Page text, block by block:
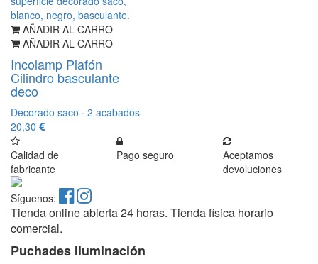
AÑADIR AL CARRO
AÑADIR AL CARRO
Incolamp Plafón
Cilindro basculante
deco
Decorado saco · 2 acabados
20,30
Calidad de
fabricante
Pago seguro
Aceptamos
devoluciones
Síguenos:
Tienda online abierta 24 horas. Tienda física horario
comercial.
Puchades Iluminación